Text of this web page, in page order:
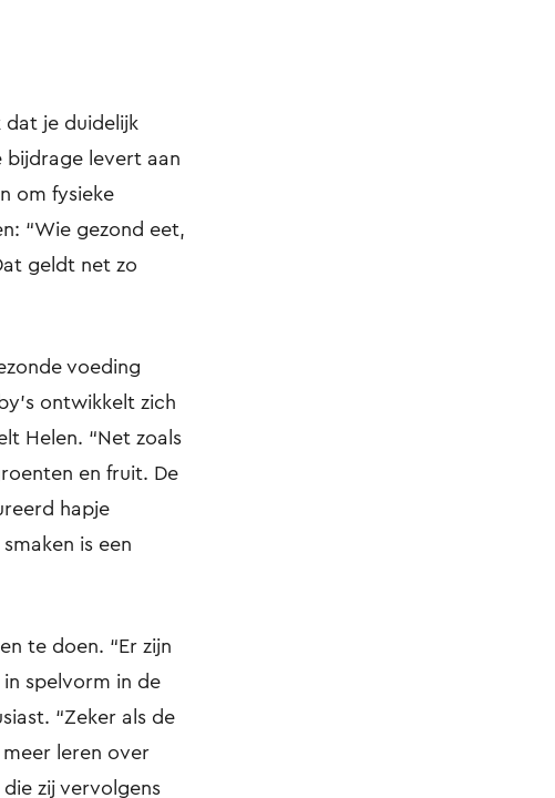
dat je duidelijk
bijdrage levert aan
om fysieke
“Wie gezond eet,
geldt net zo
voeding
ontwikkelt zich
Helen. “Net zoals
en fruit. De
hapje
is een
te doen. “Er zijn
spelvorm in de
“Zeker als de
leren over
zij vervolgens